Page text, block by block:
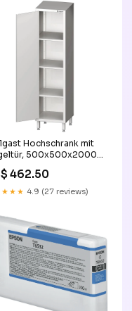
Hochschrank mit
500x500x2000
verschweißt READY
462.50
4.9 (27 reviews)